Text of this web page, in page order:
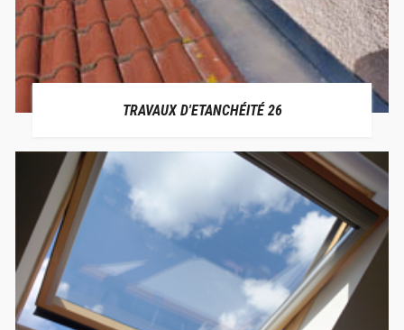
TRAVAUX D'ETANCHÉITÉ 26